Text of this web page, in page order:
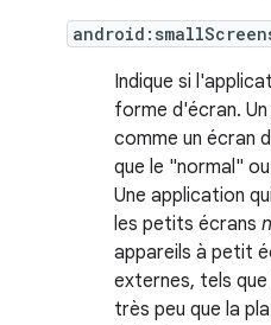
Indique si
forme d'écran.
comme un écran
que le "normal"
Une application
les petits écrans
appareils à petit
externes, tels que
très peu que la